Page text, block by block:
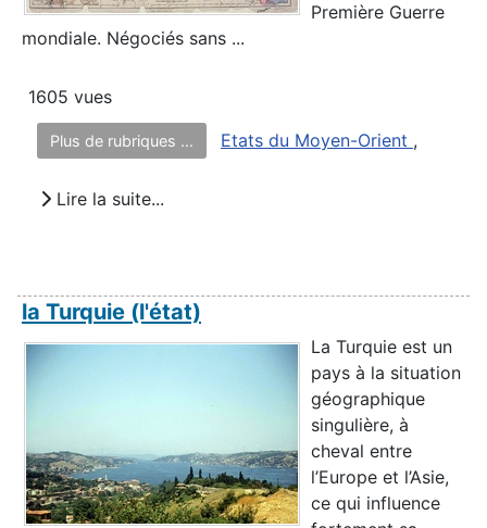
Première Guerre
mondiale. Négociés sans ...
1605 vues
Plus de rubriques ... Etats du Moyen-Orient ,
Lire la suite...
la Turquie (l'état)
La Turquie est un
pays à la situation
géographique
singulière, à
cheval entre
l’Europe et l’Asie,
ce qui influence